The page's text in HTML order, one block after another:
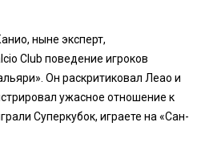
ныне эксперт,
Club поведение игроков
Он раскритиковал Леао и
ужасное отношение к
Суперкубок, играете на «Сан-